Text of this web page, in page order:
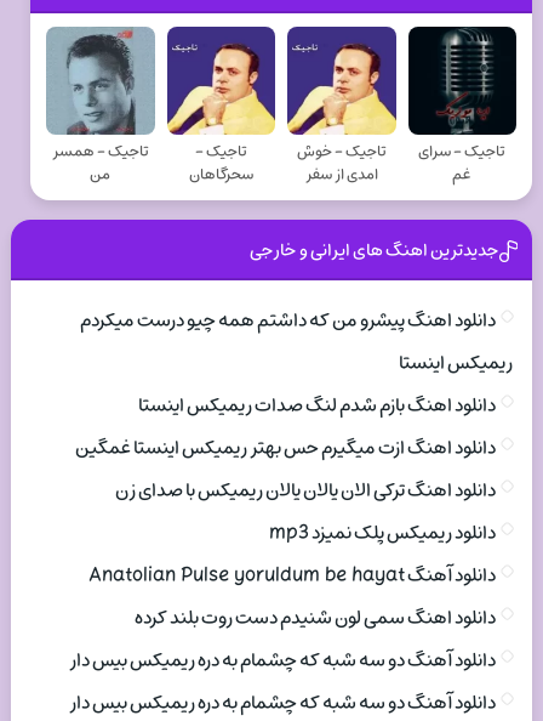
تاجیک - سرای
غم
تاجیک - خوش
امدی از سفر
تاجیک -
سحرگاهان
تاجیک - همسر
من
جدیدترین اهنگ های ایرانی و خارجی
دانلود اهنگ پیشرو من که داشتم همه چیو درست میکردم
ریمیکس اینستا
دانلود اهنگ بازم شدم لنگ صدات ریمیکس اینستا
دانلود اهنگ ازت میگیرم حس بهتر ریمیکس اینستا غمگین
دانلود اهنگ ترکی الان یالان یالان ریمیکس با صدای زن
دانلود ریمیکس پلک نمیزد mp3
دانلود آهنگ Anatolian Pulse yoruldum be hayat
دانلود اهنگ سمی لون شنیدم دست روت بلند کرده
دانلود آهنگ دو سه شبه که چشمام به دره ریمیکس بیس دار
دانلود آهنگ دو سه شبه که چشمام به دره ریمیکس بیس دار